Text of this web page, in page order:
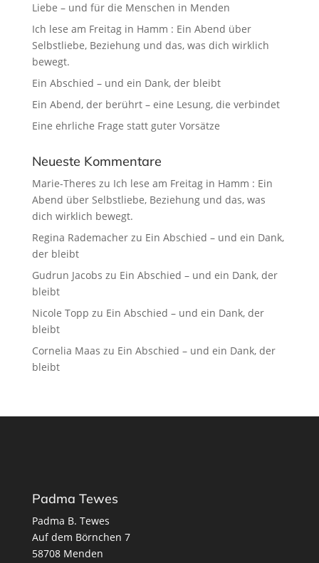
Liebe – und für die Menschen in Menden
Ich lese am Freitag in Hamm : Ein Abend über
Selbstliebe, Beziehung und das, was dich wirklich
bewegt.
Ein Abschied – und ein Dank, der bleibt
Ein Abend, der berührt – eine Lesung, die verbindet
Eine ehrliche Frage statt guter Vorsätze
Neueste Kommentare
Marie-Theres zu Ich lese am Freitag in Hamm : Ein
Abend über Selbstliebe, Beziehung und das, was
dich wirklich bewegt.
Regina Rademacherzu Ein Abschied – und ein Dank,
der bleibt
Gudrun Jacobs zu Ein Abschied – und ein Dank, der
bleibt
Nicole Topp zu Ein Abschied – und ein Dank, der
bleibt
Cornelia Maas zu Ein Abschied – und ein Dank, der
bleibt
Padma Tewes
Padma B. Tewes
Auf dem Börnchen 7
58708 Menden